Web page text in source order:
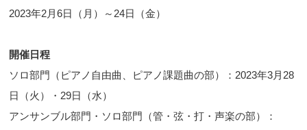
2023年2月6日（月）～24日（金）
開催日程
ソロ部門（ピアノ自由曲、ピアノ課題曲の部）：2023年3月28
日（火）・29日（水）
アンサンブル部門・ソロ部門（管・弦・打・声楽の部）：